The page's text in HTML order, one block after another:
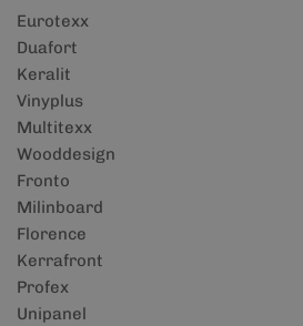
Eurotexx
Duafort
Keralit
Vinyplus
Multitexx
Wooddesign
Fronto
Milinboard
Florence
Kerrafront
Profex
Unipanel